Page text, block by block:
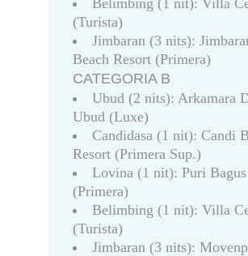
(Turista)
Jimbaran (3 nits):
Beach Resort (Primera)
CATEGORIA B
Ubud (2 nits): Arkamara
Ubud (Luxe)
Candidasa (1 nit): Candi
Resort (Primera Sup.)
Lovina (1 nit): Puri
(Primera)
Belimbing (1 nit): Villa
(Turista)
Jimbaran (3 nits):